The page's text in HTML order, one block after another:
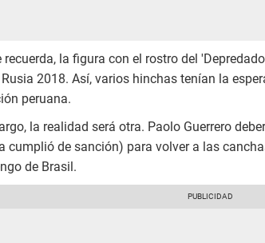
recuerda, la figura con el rostro del
2018. Así, varios hinchas tenían la
peruana.
la realidad será otra. Paolo Guerrero
cumplió de sanción) para volver a las
de Brasil.